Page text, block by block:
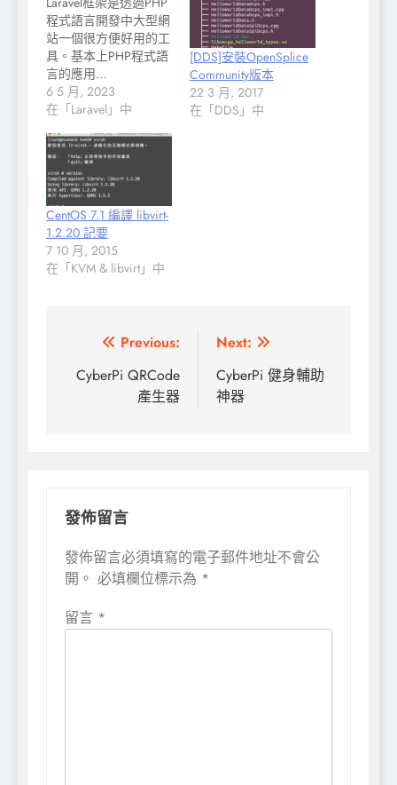
程式語言開發中大型網
站一個很方便好用的工
具。基本上PHP程式語
言的應用…
6 5 月, 2023
在「Laravel」中
[DDS]安裝OpenSplice
Community版本
22 3 月, 2017
在「DDS」中
CentOS 7.1 編譯 libvirt-
1.2.20 記要
7 10 月, 2015
在「KVM & libvirt」中
章
Previous:
CyberPi QRCode
產生器
Next:
CyberPi 健身輔助
神器
發佈留言
發佈留言必須填寫的電子郵件地址不會公
開。 必填欄位標示為 *
留言 *